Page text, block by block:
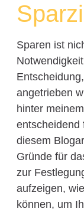
Sparen ist
angetrieben
hinter
entscheidend
diesem
Gründe für
zur
aufzeigen,
können, um